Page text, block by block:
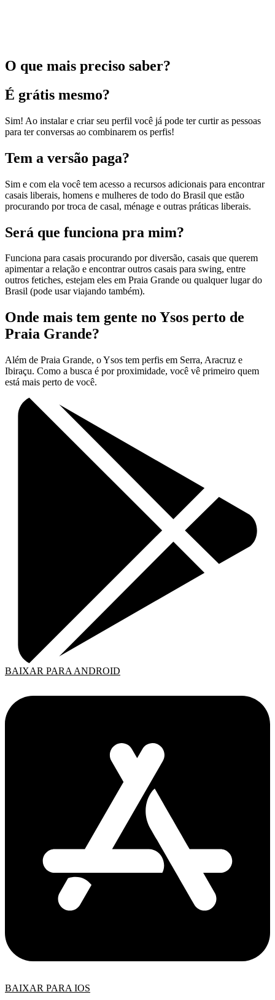
O que mais preciso saber?
É grátis mesmo?
Sim! Ao instalar e criar seu perfil você já pode ter curtir as pessoas
para ter conversas ao combinarem os perfis!
Tem a versão paga?
Sim e com ela você tem acesso a recursos adicionais para encontrar
casais liberais, homens e mulheres de todo do Brasil que estão
procurando por troca de casal, ménage e outras práticas liberais.
Será que funciona pra mim?
Funciona para casais procurando por diversão, casais que querem
apimentar a relação e encontrar outros casais para swing, entre
outros fetiches, estejam eles em Praia Grande ou qualquer lugar do
Brasil (pode usar viajando também).
Onde mais tem gente no Ysos perto de
Praia Grande?
Além de Praia Grande, o Ysos tem perfis em Serra, Aracruz e
Ibiraçu. Como a busca é por proximidade, você vê primeiro quem
está mais perto de você.
BAIXAR PARA ANDROID
BAIXAR PARA IOS